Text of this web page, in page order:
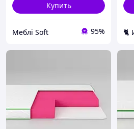
Купить
Меблі Soft 95%